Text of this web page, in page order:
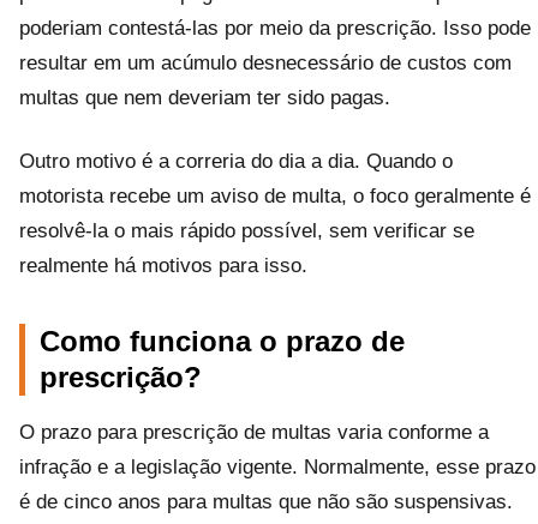
poderiam contestá-las por meio da prescrição. Isso pode
resultar em um acúmulo desnecessário de custos com
multas que nem deveriam ter sido pagas.
Outro motivo é a correria do dia a dia. Quando o
motorista recebe um aviso de multa, o foco geralmente é
resolvê-la o mais rápido possível, sem verificar se
realmente há motivos para isso.
Como funciona o prazo de
prescrição?
O prazo para prescrição de multas varia conforme a
infração e a legislação vigente. Normalmente, esse prazo
é de cinco anos para multas que não são suspensivas.